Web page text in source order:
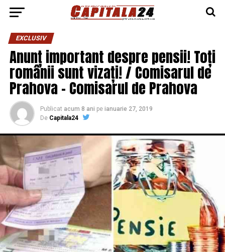
EXCLUSIV
Anunț important despre pensii! Toți
românii sunt vizați! / Comisarul de
Prahova – Comisarul de Prahova
Publicat acum 8 ani pe ianuarie 27, 2019
De Capitala24